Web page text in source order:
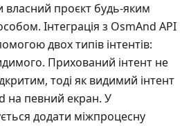
проєкт будь-яким
Інтеграція з OsmAnd API
двох типів інтентів:
Прихований інтент не
тоді як видимий інтент
на певний екран. У
додати міжпроцесну